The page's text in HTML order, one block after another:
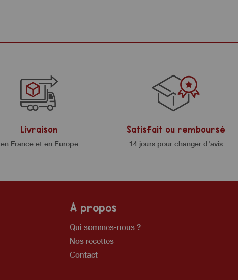
Livraison
en France et en Europe
Satisfait ou remboursé
14 jours pour changer d'avis
À propos
Qui sommes-nous ?
Nos recettes
Contact